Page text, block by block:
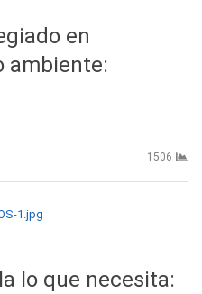
en
ambiente:
1506
lo que necesita: